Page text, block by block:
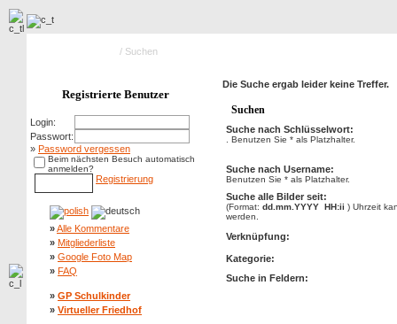
/ Suchen
Registrierte Benutzer
Login:
Passwort:
» Password vergessen
Beim nächsten Besuch automatisch
anmelden?
Registrierung
»Alle Kommentare
» Mitgliederliste
» Google Foto Map
» FAQ
» GP Schulkinder
» Virtueller Friedhof
Die Suche ergab leider keine Treffer.
Suchen
Suche nach Schlüsselwort:
. Benutzen Sie * als Platzhalter.
Suche nach Username:
Benutzen Sie * als Platzhalter.
Suche alle Bilder seit:
(Format: dd.mm.YYYY HH:ii ) Uhrzeit
werden.
Verknüpfung:
Kategorie:
Suche in Feldern: